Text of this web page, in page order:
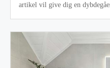
artikel vil give dig en